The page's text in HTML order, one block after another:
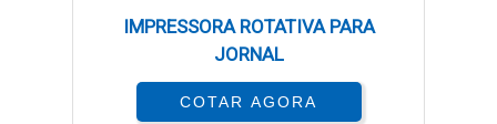
IMPRESSORA ROTATIVA PARA
JORNAL
COTAR AGORA